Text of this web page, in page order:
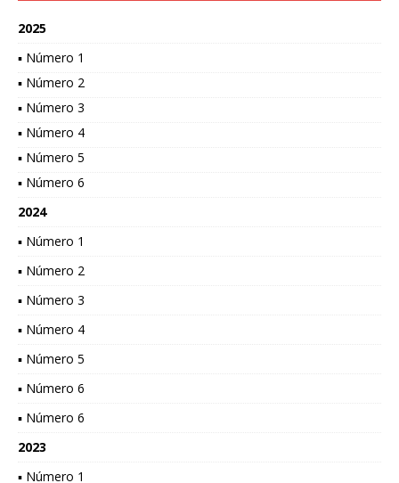
2025
▪ Número 1
▪ Número 2
▪ Número 3
▪ Número 4
▪ Número 5
▪ Número 6
2024
▪ Número 1
▪ Número 2
▪ Número 3
▪ Número 4
▪ Número 5
▪ Número 6
▪ Número 6
2023
▪ Número 1